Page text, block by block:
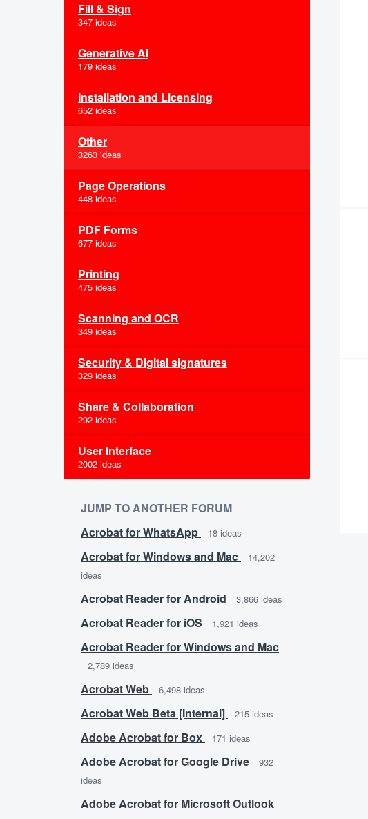
Fill & Sign
347 ideas
Generative AI
179 ideas
Installation and Licensing
652 ideas
Other
3263 ideas
Page Operations
448 ideas
PDF Forms
677 ideas
Printing
475 ideas
Scanning and OCR
349 ideas
Security & Digital signatures
329 ideas
Share & Collaboration
292 ideas
User Interface
2002 ideas
JUMP TO ANOTHER FORUM
Acrobat for WhatsApp
18 ideas
Acrobat for Windows and Mac
14,202
ideas
Acrobat Reader for Android 3,866 ideas
Acrobat Reader for iOS 1,921 ideas
Acrobat Reader for Windows and Mac
2,789 ideas
Acrobat Web 6,498 ideas
Acrobat Web Beta [Internal] 215 ideas
Adobe Acrobat for Box 171 ideas
Adobe Acrobat for Google Drive
932
ideas
Adobe Acrobat for Microsoft Outlook